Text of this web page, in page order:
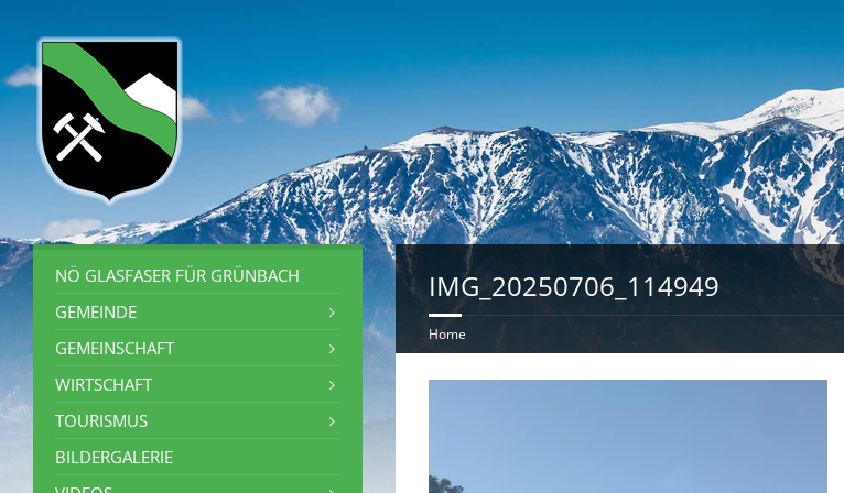
IMG_20250706_114949
Home
NÖ GLASFASER FÜR GRÜNBACH
GEMEINDE
GEMEINSCHAFT
WIRTSCHAFT
TOURISMUS
BILDERGALERIE